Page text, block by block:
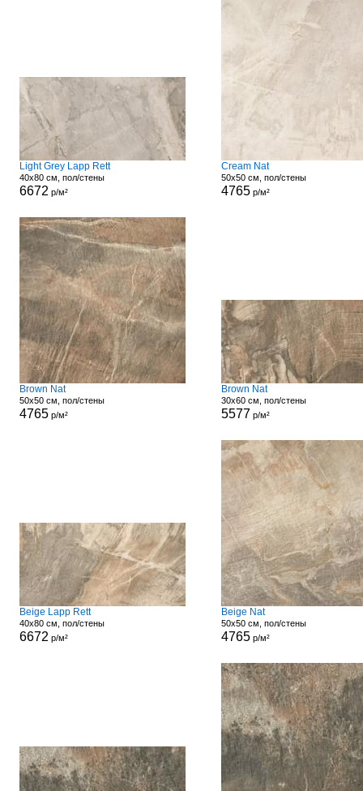
Light Grey Lapp Rett
40x80 см, пол/стены
6672 р/м²
Cream Nat
50x50 см, пол/стены
4765р/м²
Brown Nat
50x50 см, пол/стены
4765р/м²
Brown Nat
30x60 см, пол/стены
5577 р/м²
Beige Lapp Rett
40x80 см, пол/стены
6672 р/м²
Beige Nat
50x50 см, пол/стены
4765р/м²